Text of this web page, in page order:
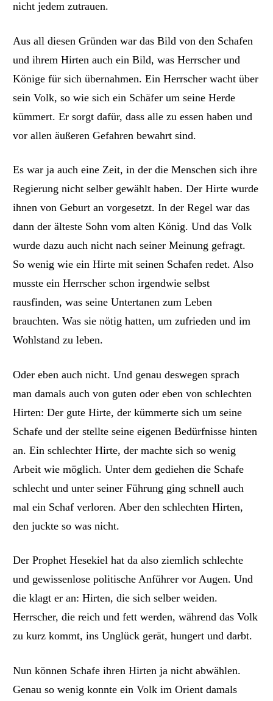
nicht jedem zutrauen.
Aus all diesen Gründen war das Bild von den Schafen
und ihrem Hirten auch ein Bild, was Herrscher und
Könige für sich übernahmen. Ein Herrscher wacht über
sein Volk, so wie sich ein Schäfer um seine Herde
kümmert. Er sorgt dafür, dass alle zu essen haben und
vor allen äußeren Gefahren bewahrt sind.
Es war jaaucheine Zeit, in der die Menschen sich ihre
Regierung nicht selber gewählt haben. Der Hirte wurde
ihnen von Geburt an vorgesetzt. In der Regel war das
dann der älteste Sohn vom alten König. Und das Volk
wurdedazuauch nicht nach seiner Meinung gefragt.
So wenig wie ein Hirte mit seinen Schafen redet.Also
musste ein Herrscher schon irgendwie selbst
rausfinden, was seine Untertanen zum Leben
brauchten. Was sie nötig hatten, um zufrieden und im
Wohlstand zu leben.
Oder eben auch nicht. Und genau deswegen sprach
man damals auch von guten oderebenvon schlechten
Hirten: Der gute Hirte, der kümmerte sich um seine
Schafe und der stellte seine eigenen Bedürfnisse hinten
an. Ein schlechter Hirte, der machte sich so wenig
Arbeit wie möglich. Unter dem gediehen die Schafe
schlecht und unter seiner Führung ging schnell auch
mal ein Schaf verloren. Aber den schlechten Hirten,
den juckte so was nicht.
Der Prophet Hesekiel hat daalso ziemlich schlechte
und gewissenlose politische Anführer vor Augen. Und
die klagt er an: Hirten, die sich selber weiden.
Herrscher, die reich und fett werden, während das Volk
zu kurz kommt, ins Unglück gerät, hungert und darbt.
Nun können Schafe ihren Hirten ja nicht abwählen.
Genau so wenig konnte ein Volk im Orientdamals